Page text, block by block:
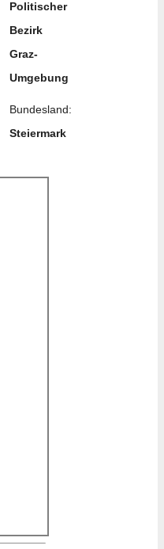
Politischer
Bezirk
Graz-
Umgebung
Bundesland:
Steiermark